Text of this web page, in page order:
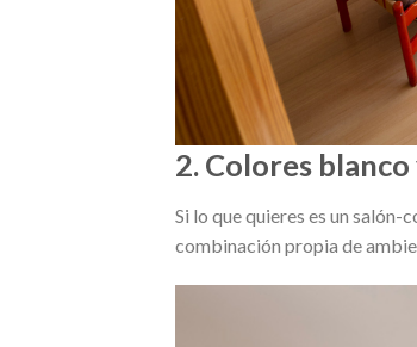
2. Colores
Si lo que quieres es un
combinación propia de